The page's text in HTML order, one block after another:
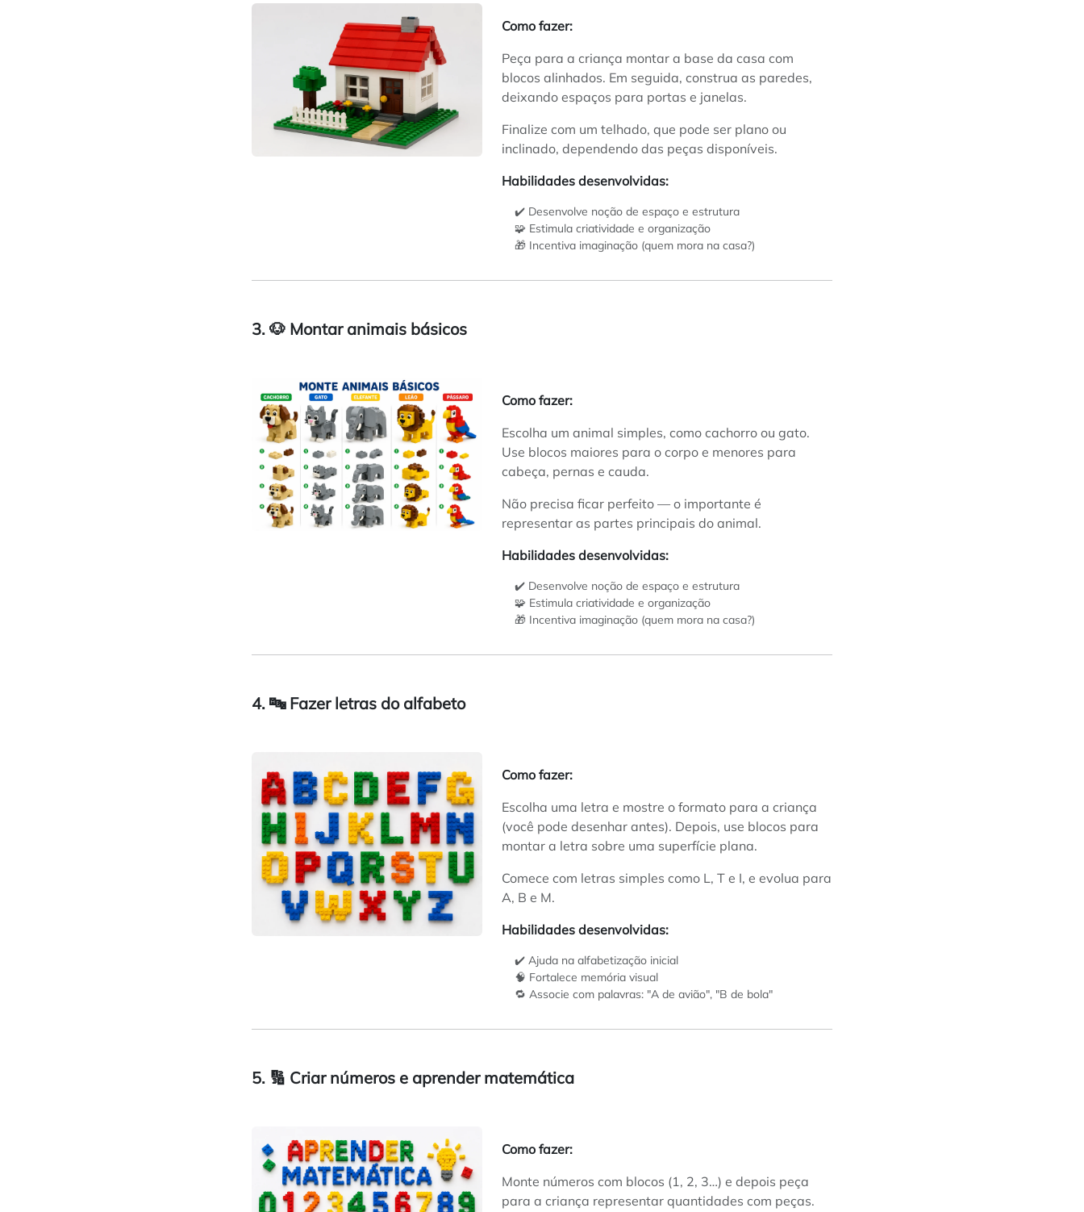
Como fazer:
Peça para a criança montar a base da casa com
blocos alinhados. Em seguida, construa as paredes,
deixando espaços para portas e janelas.
Finalize com um telhado, que pode ser plano ou
inclinado, dependendo das peças disponíveis.
Habilidades desenvolvidas:
✔️ Desenvolve noção de espaço e estrutura
🧩 Estimula criatividade e organização
🎁 Incentiva imaginação (quem mora na casa?)
3. 🐶 Montar animais básicos
Como fazer:
Escolha um animal simples, como cachorro ou gato.
Use blocos maiores para o corpo e menores para
cabeça, pernas e cauda.
Não precisa ficar perfeito — o importante é
representar as partes principais do animal.
Habilidades desenvolvidas:
✔️ Desenvolve noção de espaço e estrutura
🧩 Estimula criatividade e organização
🎁 Incentiva imaginação (quem mora na casa?)
4. 🔤 Fazer letras do alfabeto
Como fazer:
Escolha uma letra e mostre o formato para a criança
(você pode desenhar antes). Depois, use blocos para
montar a letra sobre uma superfície plana.
Comece com letras simples como L, T e I, e evolua para
A, B e M.
Habilidades desenvolvidas:
✔️ Ajuda na alfabetização inicial
🧠 Fortalece memória visual
🔁 Associe com palavras: "A de avião", "B de bola"
5. 🔢 Criar números e aprender matemática
Como fazer:
Monte números com blocos (1, 2, 3…) e depois peça
para a criança representar quantidades com peças.